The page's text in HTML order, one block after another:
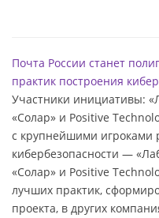
Почта России станет
практик построения
Участники инициативы:
«Солар» и Positive
с крупнейшими игроками
кибербезопасности —
«Солар» и Positive
лучших практик,
проекта, в других